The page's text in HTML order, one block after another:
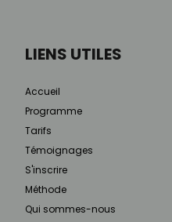
LIENS UTILES
Accueil
Programme
Tarifs
Témoignages
S'inscrire
Méthode
Qui sommes-nous